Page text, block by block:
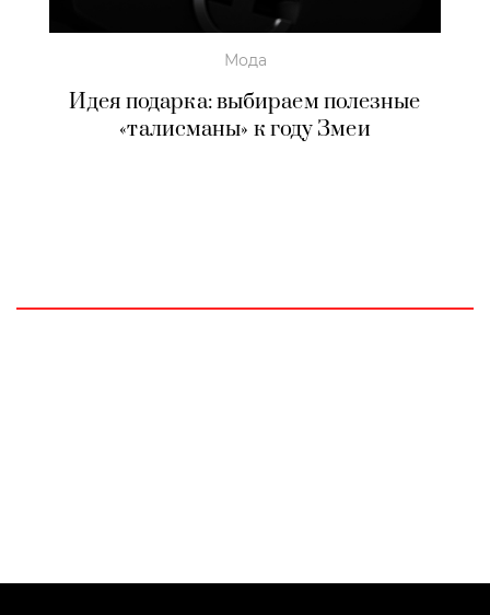
Мода
Идея подарка: выбираем полезные
«талисманы» к году Змеи